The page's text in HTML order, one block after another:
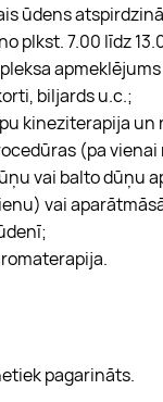
ūdens
plkst. 7.00 līdz
biljards u.c.;
kineziterapija un
(pa
vai balto dūņu
vai
pagarināts.